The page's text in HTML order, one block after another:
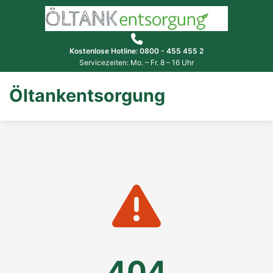
Kostenlose Hotline: 0800 - 455 455 2
Servicezeiten: Mo. – Fr. 8 – 16 Uhr
Öltankentsorgung